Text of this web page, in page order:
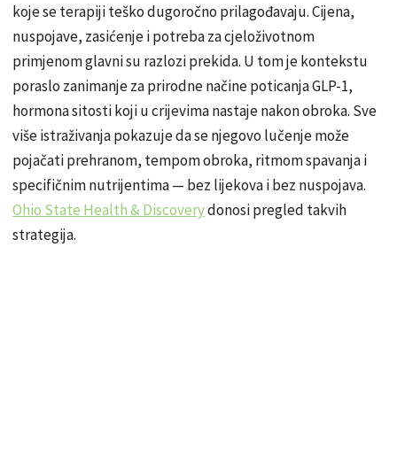
koje se terapiji teško dugoročno prilagođavaju. Cijena,
nuspojave, zasićenje i potreba za cjeloživotnom
primjenom glavni su razlozi prekida. U tom je kontekstu
poraslo zanimanje za prirodne načine poticanja GLP-1,
hormona sitosti koji u crijevima nastaje nakon obroka. Sve
više istraživanja pokazuje da se njegovo lučenje može
pojačati prehranom, tempom obroka, ritmom spavanja i
specifičnim nutrijentima — bez lijekova i bez nuspojava.
Ohio State Health & Discoverydonosi pregled takvih
strategija.